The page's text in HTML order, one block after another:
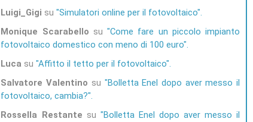
Luigi_Gigi su Simulatori online per il fotovoltaico
Monique Scarabello su Come fare un piccolo impianto
fotovoltaico domestico con meno di 100 euro
Luca su Affitto il tetto per il fotovoltaico
Salvatore Valentino su
Bolletta Enel dopo aver messo il
fotovoltaico, cambia?
Rossella Restante su
Bolletta Enel dopo aver messo il